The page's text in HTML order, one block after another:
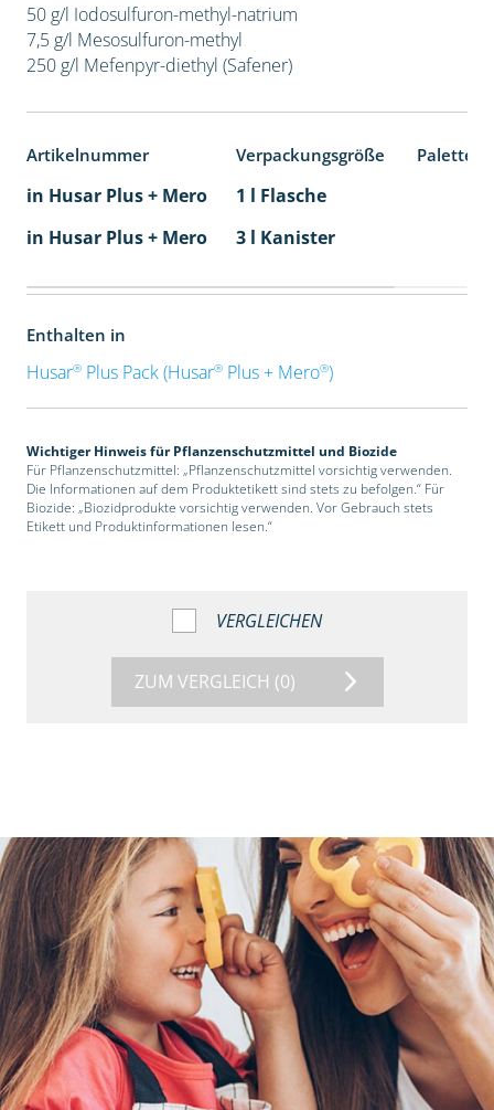
50 g/l Iodosulfuron-methyl-natrium
7,5 g/l Mesosulfuron-methyl
250 g/l Mefenpyr-diethyl (Safener)
Artikelnummer Verpackungsgröße
in Husar Plus + Mero
1 l Flasche
in Husar Plus + Mero
3 l Kanister
Enthalten in
Husar®Plus Pack (Husar®Plus + Mero®)
Wichtiger Hinweis für Pflanzenschutzmittel und Biozide
Für Pflanzenschutzmittel: „Pflanzenschutzmittel vorsichtig verwenden.
Die Informationen auf dem Produktetikett sind stets zu befolgen.“ Für
Biozide: „Biozidprodukte vorsichtig verwenden. Vor Gebrauch stets
Etikett und Produktinformationen lesen.“
VERGLEICHEN
ZUM VERGLEICH (0)